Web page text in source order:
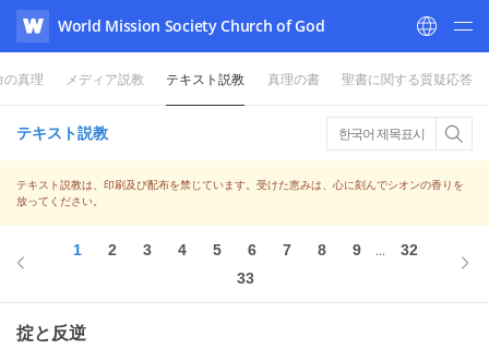
WATV
World Mission Society Church of God
の真理 メディア説教 テキスト説教 真理の書 聖書に関する質疑応答
テキスト説教 한국어 제목표시
テキスト説教は、印刷及び配布を禁じています。受けた恵みは、心に刻んでシオンの香りを
放ってください。
1 2 3 4 5 6 7 8 9 ...
32
33
掟と反逆